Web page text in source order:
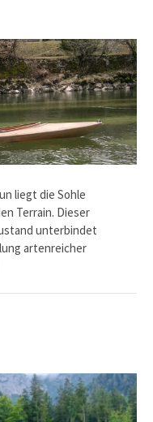
liegt die Sohle
Terrain. Dieser
unterbindet
artenreicher